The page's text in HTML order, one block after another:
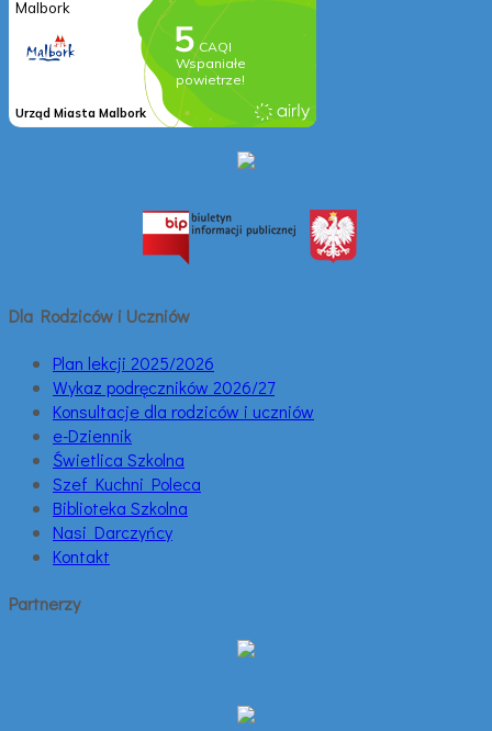
Dla Rodziców i Uczniów
Plan lekcji 2025/2026
Wykaz podręczników 2026/27
Konsultacje dla rodziców i uczniów
e-Dziennik
Świetlica Szkolna
Szef Kuchni Poleca
Biblioteka Szkolna
Nasi Darczyńcy
Kontakt
Partnerzy